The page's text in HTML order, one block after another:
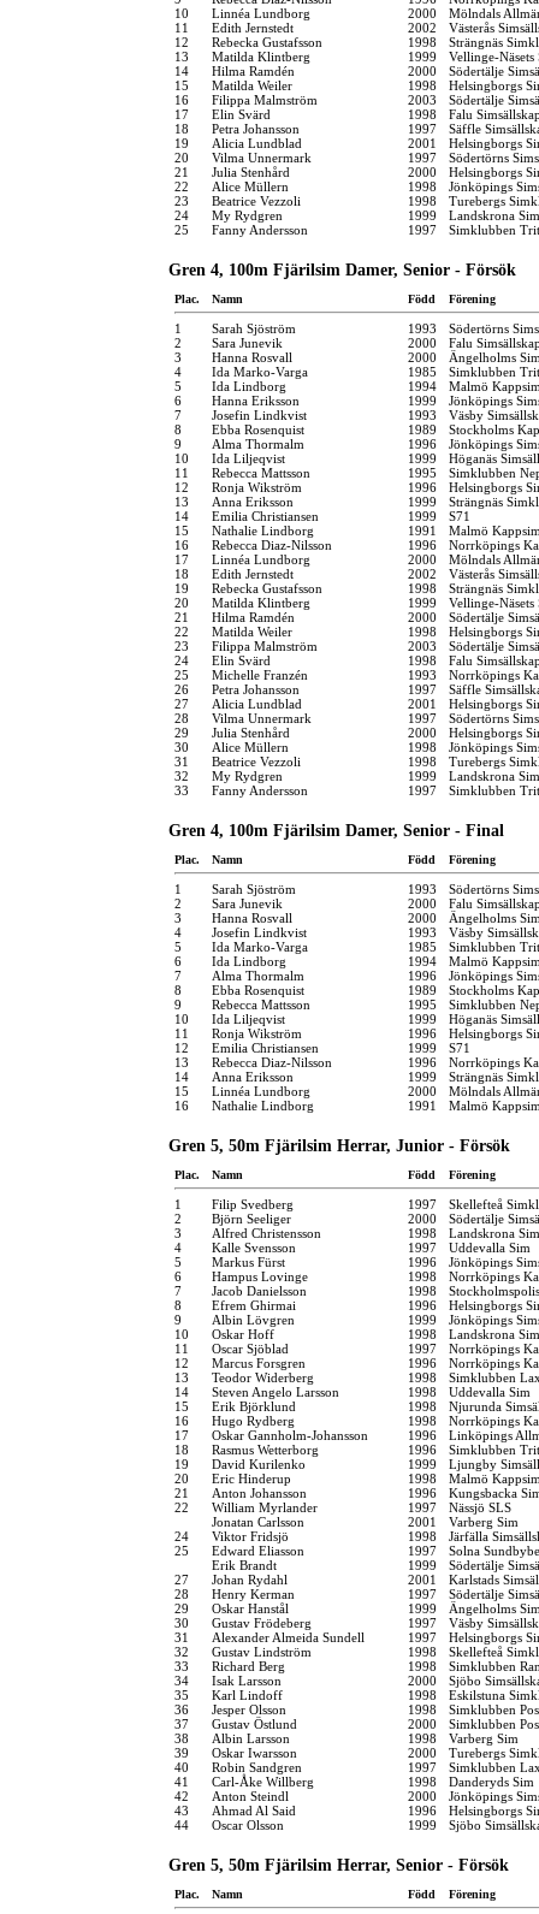
10
Linnéa Lundborg 2000
Mölndals
11
Edith Jernstedt 2002
Västerås
12
Rebecka Gustafsson 1998
Strängnäs
13
Matilda Klintberg 1999
Vellinge-
14
Hilma Ramdén 2000
Södertälje
15
Matilda Weiler 1998
Helsingborgs
16
Filippa Malmström 2003
Södertälje
17
Elin Svärd 1998
Falu
18
Petra Johansson 1997
Säffle
19
Alicia Lundblad 2001
Helsingborgs
20
Vilma Unnermark 1997
Södertörns
21
Julia Stenhård 2000
Helsingborgs
22
Alice Müllern 1998
Jönköpings
23
Beatrice Vezzoli 1998
Turebergs
24
My Rydgren 1999
Landskrona
25
Fanny Andersson 1997 Simklubben
Gren 4, 100m Fjärilsim Damer, Senior - Försök
Plac. Namn Född Förening
1 Sarah Sjöström 1993
Södertörns
2
Sara Junevik 2000
Falu
3
Hanna Rosvall 2000
Ängelholms
4
Ida Marko-Varga 1985
Simklubben
5
Ida Lindborg 1994
Malmö
6
Hanna Eriksson 1999
Jönköpings
7
Josefin Lindkvist 1993
Väsby
8
Ebba Rosenquist 1989
Stockholms
9
Alma Thormalm 1996
Jönköpings
10
Ida Liljeqvist 1999
Höganäs
11
Rebecca Mattsson 1995
Simklubben
12
Ronja Wikström 1996
Helsingborgs
13
Anna Eriksson 1999
Strängnäs
14
Emilia Christiansen 1999
S71
15
Nathalie Lindborg 1991
Malmö
16
Rebecca Diaz-Nilsson 1996
Norrköpings
17
Linnéa Lundborg 2000
Mölndals
18
Edith Jernstedt 2002
Västerås
19
Rebecka Gustafsson 1998
Strängnäs
20
Matilda Klintberg 1999
Vellinge-
21
Hilma Ramdén 2000
Södertälje
22
Matilda Weiler 1998
Helsingborgs
23
Filippa Malmström 2003
Södertälje
24
Elin Svärd 1998
Falu
25
Michelle Franzén 1993
Norrköpings
26
Petra Johansson 1997
Säffle
27
Alicia Lundblad 2001
Helsingborgs
28
Vilma Unnermark 1997
Södertörns
29
Julia Stenhård 2000
Helsingborgs
30
Alice Müllern 1998
Jönköpings
31
Beatrice Vezzoli 1998
Turebergs
32
My Rydgren 1999
Landskrona
33
Fanny Andersson 1997 Simklubben
Gren 4, 100m Fjärilsim Damer, Senior - Final
Plac. Namn Född Förening
1 Sarah Sjöström 1993
Södertörns
2
Sara Junevik 2000
Falu
3
Hanna Rosvall 2000
Ängelholms
4
Josefin Lindkvist 1993
Väsby
5
Ida Marko-Varga 1985
Simklubben
6
Ida Lindborg 1994
Malmö
7
Alma Thormalm 1996
Jönköpings
8
Ebba Rosenquist 1989
Stockholms
9
Rebecca Mattsson 1995
Simklubben
10
Ida Liljeqvist 1999
Höganäs
11
Ronja Wikström 1996
Helsingborgs
12
Emilia Christiansen 1999
S71
13
Rebecca Diaz-Nilsson 1996
Norrköpings
14
Anna Eriksson 1999
Strängnäs
15
Linnéa Lundborg 2000
Mölndals
16
Nathalie Lindborg 1991 Malmö
Gren 5, 50m Fjärilsim Herrar, Junior - Försök
Plac. Namn Född Förening
1 Filip Svedberg 1997
Skellefteå
2
Björn Seeliger 2000
Södertälje
3
Alfred Christensson 1998
Landskrona
4
Kalle Svensson 1997
Uddevalla Sim
5
Markus Fürst 1996
Jönköpings
6
Hampus Lovinge 1998
Norrköpings
7
Jacob Danielsson 1998
8
Efrem Ghirmai 1996
Helsingborgs
9
Albin Lövgren 1999
Jönköpings
10
Oskar Hoff 1998
Landskrona
11
Oscar Sjöblad 1997
Norrköpings
12
Marcus Forsgren 1996
Norrköpings
13
Teodor Widerberg 1998
Simklubben
14
Steven Angelo Larsson 1998
Uddevalla Sim
15
Erik Björklund 1998
Njurunda
16
Hugo Rydberg 1998
Norrköpings
17
Oskar Gannholm-Johansson 1996
Linköpings
18
Rasmus Wetterborg 1996
Simklubben
19
David Kurilenko 1999
Ljungby
20
Eric Hinderup 1998
Malmö
21
Anton Johansson 1996
Kungsbacka
22
William Myrlander 1997
Nässjö SLS
Jonatan Carlsson
2001
Varberg Sim
24
Viktor Fridsjö 1998
Järfälla
25
Edward Eliasson 1997
Solna
Erik Brandt
1999
Södertälje
27
Johan Rydahl 2001
Karlstads
28
Henry Kerman 1997
Södertälje
29
Oskar Hanstål 1999
Ängelholms
30
Gustav Frödeberg 1997
Väsby
31
Alexander Almeida Sundell 1997
Helsingborgs
32
Gustav Lindström 1998
Skellefteå
33
Richard Berg 1998
Simklubben
34
Isak Larsson 2000
Sjöbo
35
Karl Lindoff 1998
Eskilstuna
36
Jesper Olsson 1998
Simklubben
37
Gustav Östlund 2000
Simklubben
38
Albin Larsson 1998
Varberg Sim
39
Oskar Iwarsson 2000
Turebergs
40
Robin Sandgren 1997
Simklubben
41
Carl-Åke Willberg 1998
Danderyds Sim
42
Anton Steindl 2000
Jönköpings
43
Ahmad Al Said 1996
Helsingborgs
44
Oscar Olsson 1999 Sjöbo
Gren 5, 50m Fjärilsim Herrar, Senior - Försök
Plac. Namn Född Förening